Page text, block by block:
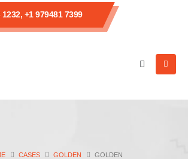
+1 979481 7399
CASES GOLDEN GOLDEN